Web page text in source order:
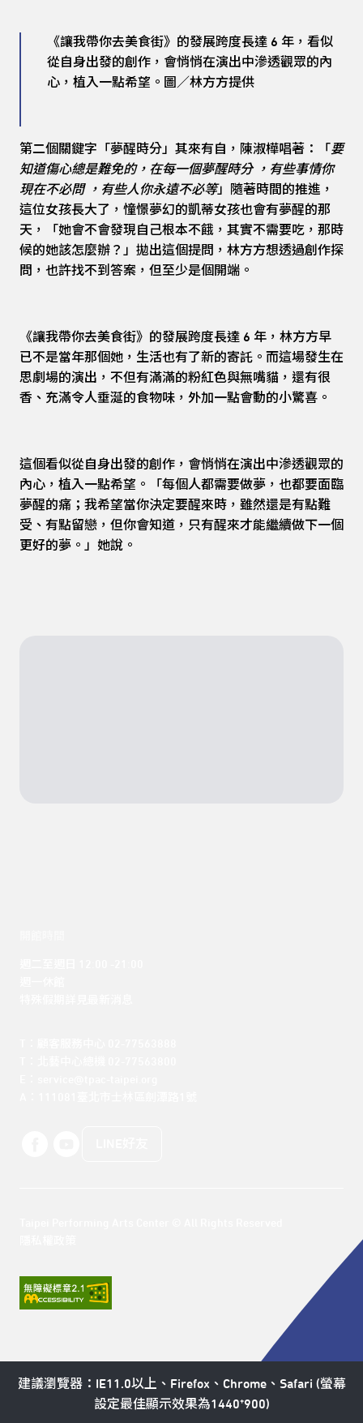
《讓我帶你去美食街》的發展跨度長達 6 年，看似
從自身出發的創作，會悄悄在演出中滲透觀眾的內
心，植入一點希望。圖／林方方提供
第二個關鍵字「夢醒時分」其來有自，陳淑樺唱著：「 要
知道傷心總是難免的，在每一個夢醒時分 ，有些事情你
現在不必問 ，有些人你永遠不必等」隨著時間的推進，
這位女孩長大了，憧憬夢幻的凱蒂女孩也會有夢醒的那
天，「她會不會發現自己根本不餓，其實不需要吃，那時
候的她該怎麼辦？」拋出這個提問，林方方想透過創作探
問，也許找不到答案，但至少是個開端。
《讓我帶你去美食街》的發展跨度長達 6 年，林方方早
已不是當年那個她，生活也有了新的寄託。而這場發生在
思劇場的演出，不但有滿滿的粉紅色與無嘴貓，還有很
香、充滿令人垂涎的食物味，外加一點會動的小驚喜。
這個看似從自身出發的創作，會悄悄在演出中滲透觀眾的
內心，植入一點希望。「每個人都需要做夢，也都要面臨
夢醒的痛；我希望當你決定要醒來時，雖然還是有點難
受、有點留戀，但你會知道，只有醒來才能繼續做下一個
更好的夢。」她說。
建議瀏覽器：IE11.0以上、Firefox、Chrome、Safari (螢幕
設定最佳顯示效果為1440*900)